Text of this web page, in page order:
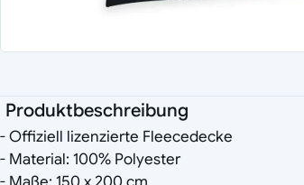
Produktbeschreibung
- Offiziell lizenzierte Fleecedecke
- Material: 100% Polyester